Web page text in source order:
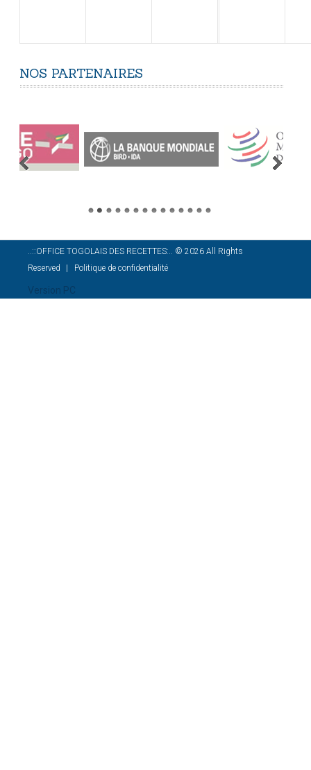
NOS PARTENAIRES
..::OFFICE TOGOLAIS DES RECETTES:.. © 2026 All Rights
Reserved
Politique de confidentialité
Version PC